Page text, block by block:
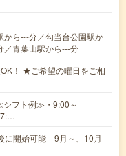
ら---分／勾当台公園駅か
／青葉山駅から---分
！ ★ご希望の曜日をご相
シフト例≫・9:00～
に開始可能 9月～、10月